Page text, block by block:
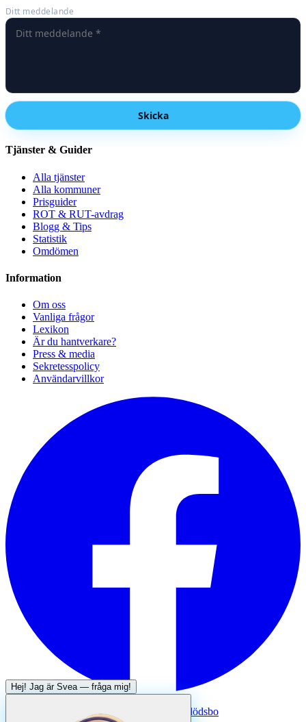
Ditt meddelande
Skicka
Tjänster & Guider
Alla tjänster
Alla kommuner
Prisguider
ROT & RUT-avdrag
Blogg & Tips
Statistik
Omdömen
Information
Om oss
Vanliga frågor
Lexikon
Är du hantverkare?
Press & media
Sekretesspolicy
Användarvillkor
Dödsboofferter — hjälp med dödsbo
Hej! Jag är Svea— fråga mig!